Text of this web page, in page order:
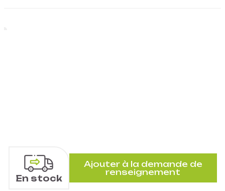
En stock
Ajouter à la demande de
renseignement